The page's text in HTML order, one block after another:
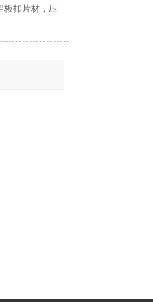
板扣片材，压